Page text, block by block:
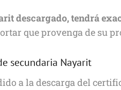
descargado, tendrá
que provenga de su
secundaria Nayarit
a la descarga del